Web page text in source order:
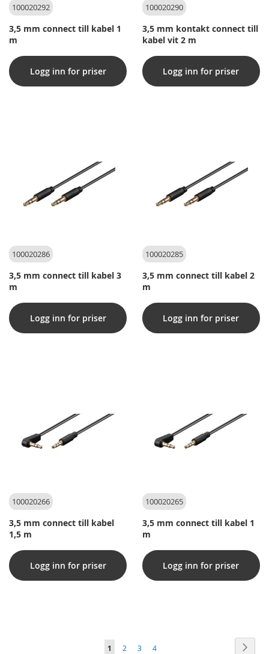
100020292
3,5 mm connect till kabel 1
m
Logg inn for priser
100020290
3,5 mm kontakt connect till
kabel vit 2 m
Logg inn for priser
100020286
3,5 mm connect till kabel 3
m
Logg inn for priser
100020285
3,5 mm connect till kabel 2
m
Logg inn for priser
100020266
3,5 mm connect till kabel
1,5 m
Logg inn for priser
100020265
3,5 mm connect till kabel 1
m
Logg inn for priser
You're
1 Sida
2 Sida
3 Sida
4